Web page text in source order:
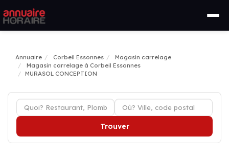
Annuaire Corbeil Essonnes
Magasin carrelage
Magasin carrelage à Corbeil Essonnes
MURASOL CONCEPTION
Trouver